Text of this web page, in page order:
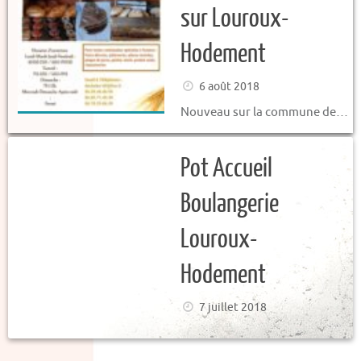
sur Louroux-
Hodement
6 août 2018
Nouveau sur la commune de…
Pot Accueil
Boulangerie
Louroux-
Hodement
7 juillet 2018